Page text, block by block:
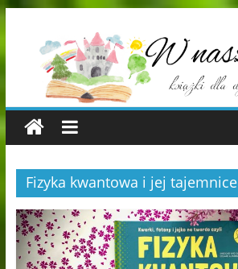
Fizyka kwantowa i jej tajemnice